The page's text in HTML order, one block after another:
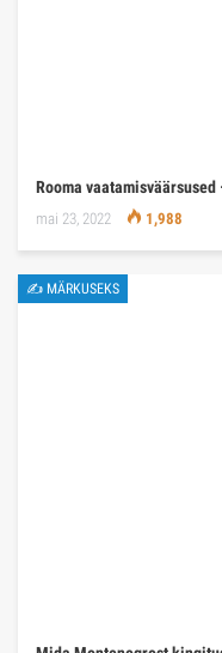
Rooma
mai 23, 2022 1,988
✍ MÄRKUSEKS